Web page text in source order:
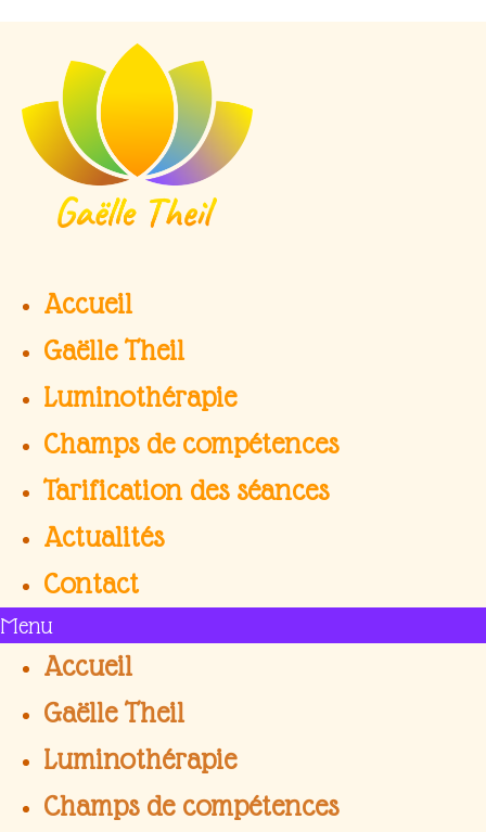
contenu
Accueil
Gaëlle Theil
Luminothérapie
Champs de compétences
Tarification des séances
Actualités
Contact
Menu
Accueil
Gaëlle Theil
Luminothérapie
Champs de compétences